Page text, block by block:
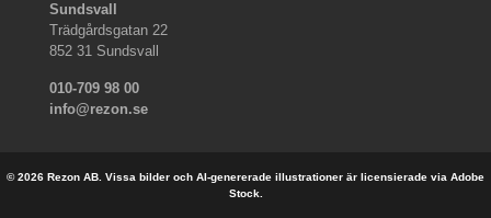
Sundsvall
Trädgårdsgatan 22
852 31 Sundsvall
010-709 98 00
info@rezon.se
© 2026 Rezon AB. Vissa bilder och AI-genererade illustrationer är licensierade via Adobe
Stock.